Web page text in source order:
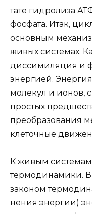
тате гидролиза
фосфата. Итак,
основным
живых системах.
диссимиляция и
энергией.
молекул и ионов,
простых
преобразования
клеточные
К живым
термодинамики. В
законом
нения энергии)